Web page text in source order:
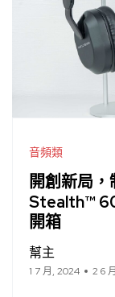
音頻類
開創新局
Stealth™
開箱
幫主
1 7 月, 2024 2 6